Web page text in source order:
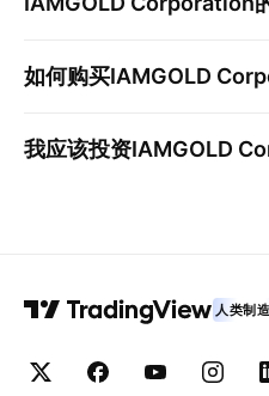
如何购买IAMGOLD
我应该投资IAMGOLD
人类制造